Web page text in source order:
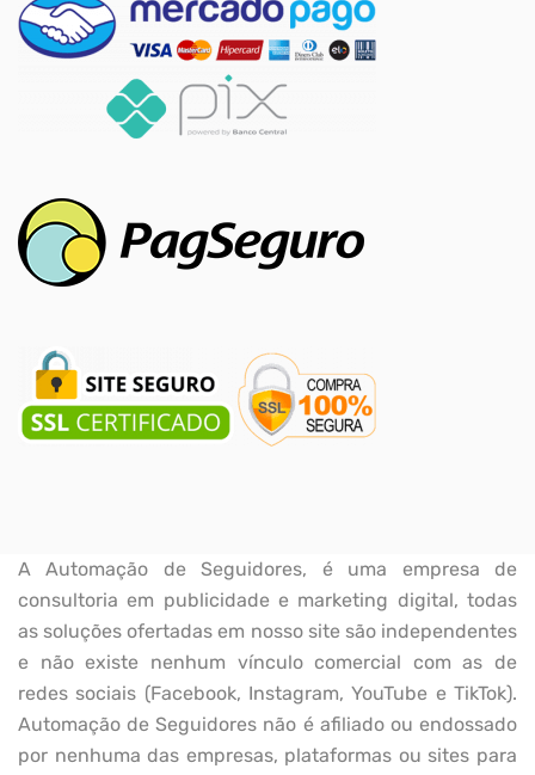
A Automação de Seguidores, é uma empresa de
consultoria em publicidade e marketing digital, todas
as soluções ofertadas em nosso site são independentes
e não existe nenhum vínculo comercial com as de
redes sociais (Facebook, Instagram, YouTube e TikTok).
Automação de Seguidores não é afiliado ou endossado
por nenhuma das empresas, plataformas ou sites para